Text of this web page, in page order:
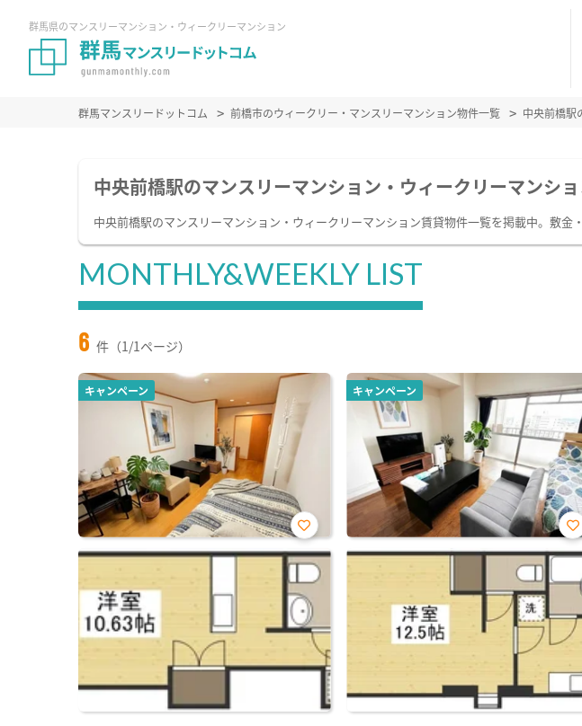
群馬県のマンスリーマンション・ウィークリーマンション
群馬マンスリードットコム 前橋市のウィークリー・マンスリーマンション物件一覧 中央前橋駅
中央前橋駅のマンスリーマンション・ウィークリーマンシ
中央前橋駅のマンスリーマンション・ウィークリーマンション賃貸物件一覧を掲載中。敷
MONTHLY&WEEKLY LIST
6 件（1/1ページ）
キャンペーン
お気
に入
り登
録
キャンペーン
お
に
録